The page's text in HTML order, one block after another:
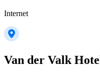
Internet
Van der Valk